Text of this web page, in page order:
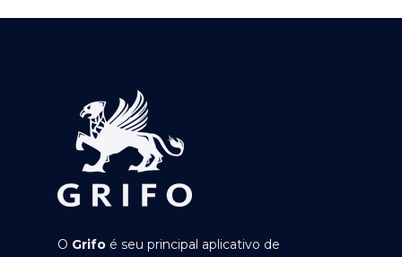
O Grifo é seu principal aplicativo de